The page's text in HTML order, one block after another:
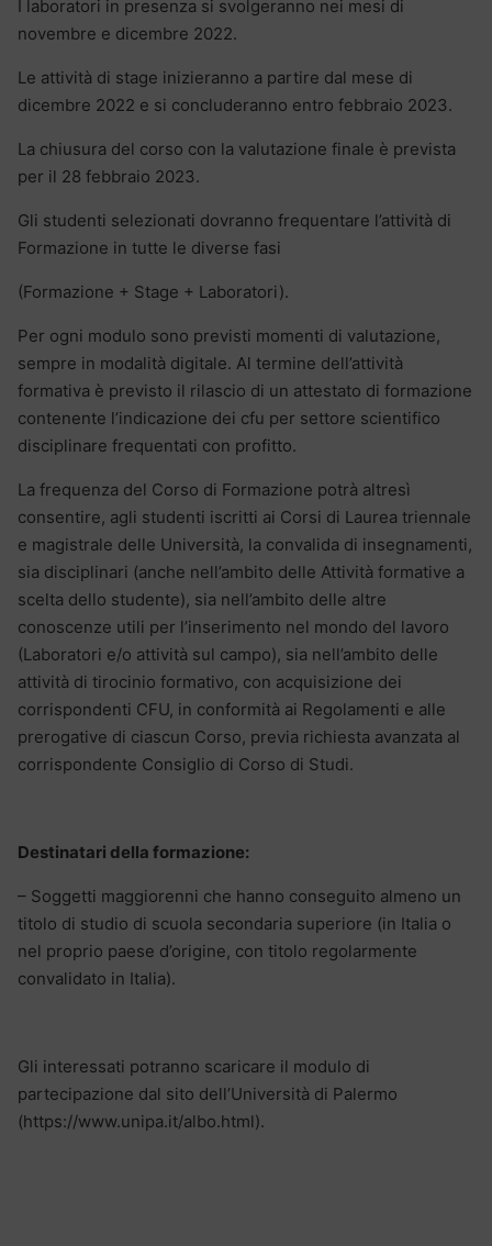
I laboratori in presenza si svolgeranno nei mesi di
novembre e dicembre 2022.
Le attività di stage inizieranno a partire dal mese di
dicembre 2022 e si concluderanno entro febbraio 2023.
La chiusura del corso con la valutazione finale è prevista
per il 28 febbraio 2023.
Gli studenti selezionati dovranno frequentare l’attività di
Formazione in tutte le diverse fasi
(Formazione + Stage + Laboratori).
Per ogni modulo sono previsti momenti di valutazione,
sempre in modalità digitale. Al termine dell’attività
formativa è previsto il rilascio di un attestato di formazione
contenente l’indicazione dei cfu per settore scientifico
disciplinare frequentati con profitto.
La frequenza del Corso di Formazione potrà altresì
consentire, agli studenti iscritti ai Corsi di Laurea triennale
e magistrale delle Università, la convalida di insegnamenti,
sia disciplinari (anche nell’ambito delle Attività formative a
scelta dello studente), sia nell’ambito delle altre
conoscenze utili per l’inserimento nel mondo del lavoro
(Laboratori e/o attività sul campo), sia nell’ambito delle
attività di tirocinio formativo, con acquisizione dei
corrispondenti CFU, in conformità ai Regolamenti e alle
prerogative di ciascun Corso, previa richiesta avanzata al
corrispondente Consiglio di Corso di Studi.
Destinatari della formazione:
– Soggetti maggiorenni che hanno conseguito almeno un
titolo di studio di scuola secondaria superiore (in Italia o
nel proprio paese d’origine, con titolo regolarmente
convalidato in Italia).
Gli interessati potranno scaricare il modulo di
partecipazione dal sito dell’Università di Palermo
(https://www.unipa.it/albo.html).